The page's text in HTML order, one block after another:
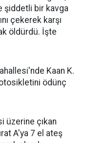
şiddetli bir kavga
çekerek karşı
öldürdü. İşte
Kaan K.
ödünç
üzerine çıkan
A'ya 7 el ateş